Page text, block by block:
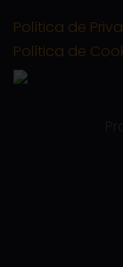
Política de
Política de